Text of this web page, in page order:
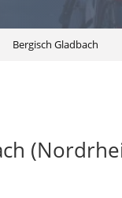
Bergisch Gladbach